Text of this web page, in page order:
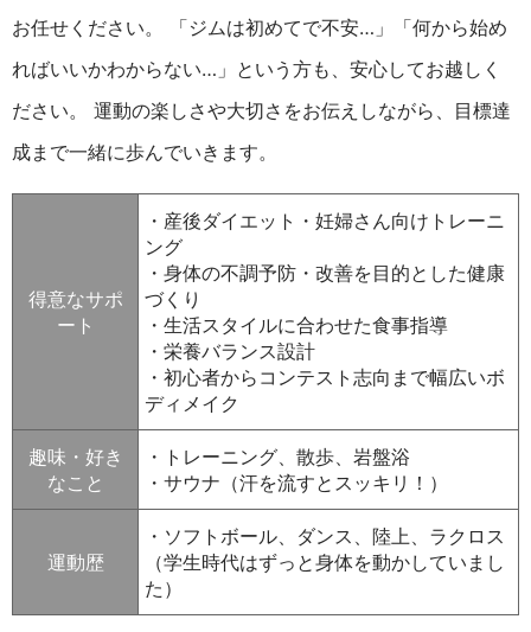
お任せください。 「ジムは初めてで不安…」「何から始め
ればいいかわからない…」という方も、安心してお越しく
ださい。 運動の楽しさや大切さをお伝えしながら、目標達
成まで一緒に歩んでいきます。
得意なサポ
ート
・産後ダイエット・妊婦さん向けトレーニ
ング
・身体の不調予防・改善を目的とした健康
づくり
・生活スタイルに合わせた食事指導
・栄養バランス設計
・初心者からコンテスト志向まで幅広いボ
ディメイク
趣味・好き
なこと
・トレーニング、散歩、岩盤浴
・サウナ（汗を流すとスッキリ！）
運動歴
・ソフトボール、ダンス、陸上、ラクロス
（学生時代はずっと身体を動かしていまし
た）